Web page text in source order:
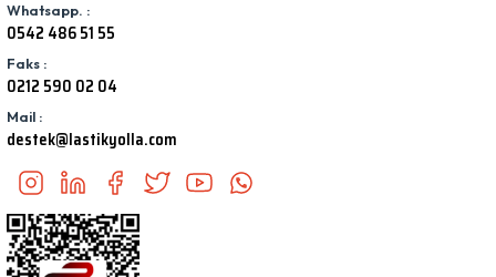
Whatsapp. :
0542 486 51 55
Faks :
0212 590 02 04
Mail :
destek@lastikyolla.com